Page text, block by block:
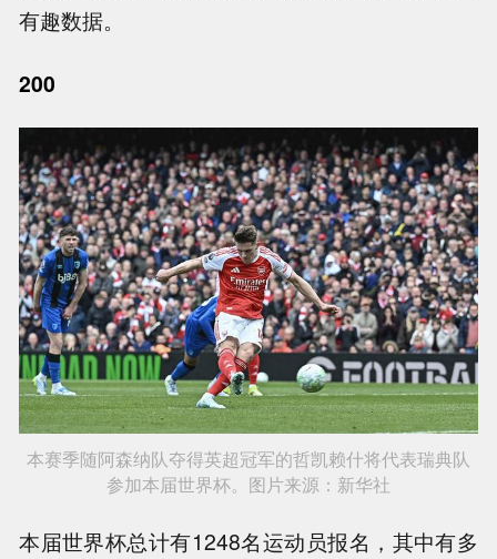
有趣数据。
200
本赛季随阿森纳队夺得英超冠军的哲凯赖什将代表瑞典队
参加本届世界杯。图片来源：新华社
本届世界杯总计有1248名运动员报名，其中有多